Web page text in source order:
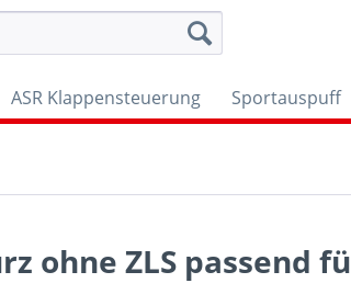
ASR Klappensteuerung Sportauspuff
ohne ZLS passend